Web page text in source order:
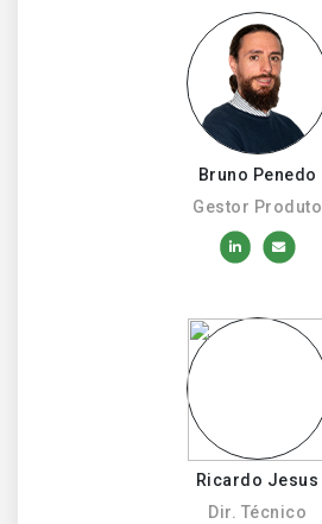
Bruno Penedo
Gestor Produto
Ricardo Jesus
Dir. Técnico